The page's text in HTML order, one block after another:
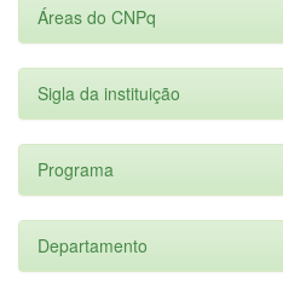
Áreas do CNPq
Sigla da instituição
Programa
Departamento